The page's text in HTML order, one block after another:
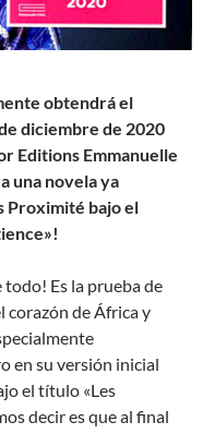
obtendrá el
diciembre de 2020
Editions Emmanuelle
una novela ya
Proximité bajo el
Es la prueba de
corazón de África y
en su versión inicial
el título «Les
decir es que al final